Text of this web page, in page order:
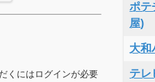
くにはログインが必要
ポテ
屋)
大和
テレ